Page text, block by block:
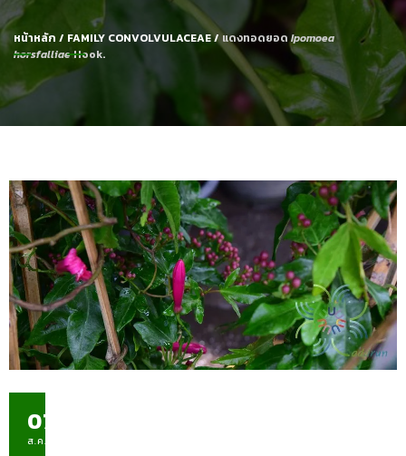
หน้าหลัก / FAMILY CONVOLVULACEAE/ แดงทอดยอดIpomoea
horsfalliaeHook.
07
ส.ค.